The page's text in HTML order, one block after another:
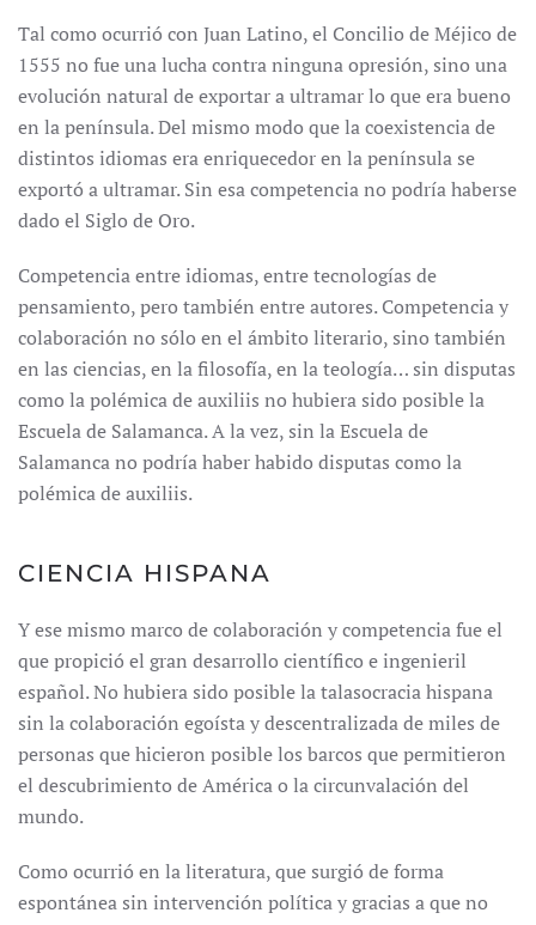
Tal como ocurrió con Juan Latino, el Concilio de Méjico de
1555 no fue una lucha contra ninguna opresión, sino una
evolución natural de exportar a ultramar lo que era bueno
en la península. Del mismo modo que la coexistencia de
distintos idiomas era enriquecedor en la península se
exportó a ultramar. Sin esa competencia no podría haberse
dado el Siglo de Oro.
Competencia entre idiomas, entre tecnologías de
pensamiento, pero también entre autores. Competencia y
colaboración no sólo en el ámbito literario, sino también
en las ciencias, en la filosofía, en la teología… sin disputas
como la polémica de auxiliis no hubiera sido posible la
Escuela de Salamanca. A la vez, sin la Escuela de
Salamanca no podría haber habido disputas como la
polémica de auxiliis.
CIENCIA HISPANA
Y ese mismo marco de colaboración y competencia fue el
que propició el gran desarrollo científico e ingenieril
español. No hubiera sido posible la talasocracia hispana
sin la colaboración egoísta y descentralizada de miles de
personas que hicieron posible los barcos que permitieron
el descubrimiento de América o la circunvalación del
mundo.
Como ocurrió en la literatura, que surgió de forma
espontánea sin intervención política y gracias a que no